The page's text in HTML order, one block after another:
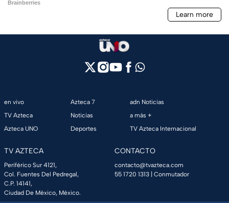
en vivo
TV Azteca
Azteca UNO
Azteca 7
Noticias
Deportes
adn Noticias
a más +
TV Azteca Internacional
TV AZTECA
Periférico Sur 4121,
Col. Fuentes Del Pedregal,
C.P. 14141,
Ciudad De México, México.
CONTACTO
contacto@tvazteca.com
55 1720 1313 | Conmutador